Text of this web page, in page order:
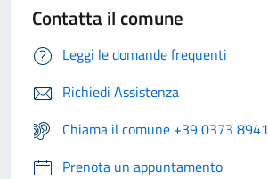
Contatta il comune
Leggi le domande frequenti
Richiedi Assistenza
Chiama il comune +39 0373 8941
Prenota un appuntamento